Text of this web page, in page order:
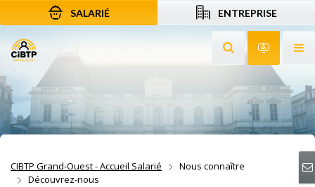
Aller au contenu
Aller à la recherche
Aller à la navigation
SALARIÉ ENTREPRISE
Rechercher sur
CIBTP Grand-Ouest - Accueil Salarié
Nous connaître
Découvrez-nous